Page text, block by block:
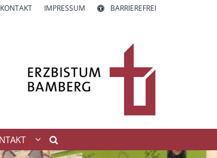
KONTAKT IMPRESSUM BARRIEREFREI